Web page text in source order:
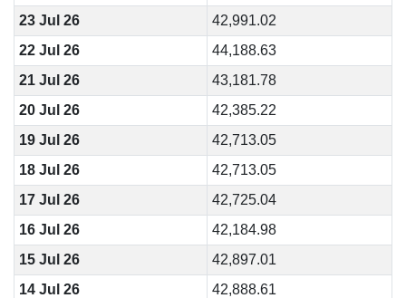
23 Jul 26
42,991.02
22 Jul 26
44,188.63
21 Jul 26
43,181.78
20 Jul 26
42,385.22
19 Jul 26
42,713.05
18 Jul 26
42,713.05
17 Jul 26
42,725.04
16 Jul 26
42,184.98
15 Jul 26
42,897.01
14 Jul 26
42,888.61